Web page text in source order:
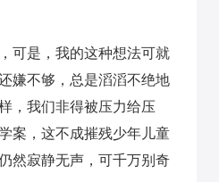
可是，我的这种想法可就
嫌不够，总是滔滔不绝地
，我们非得被压力给压
案，这不成摧残少年儿童
然寂静无声，可千万别奇